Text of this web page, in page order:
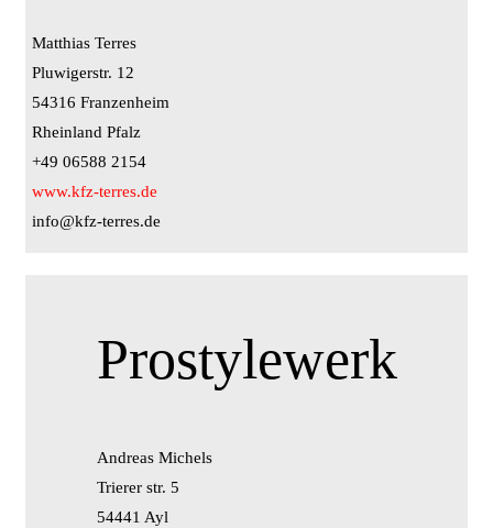
Matthias Terres
Pluwigerstr. 12
54316 Franzenheim
Rheinland Pfalz
+49 06588 2154
www.kfz-terres.de
info@kfz-terres.de
Prostylewerk
Andreas Michels
Trierer str. 5
54441 Ayl